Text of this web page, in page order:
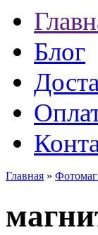
Блог
Главная »